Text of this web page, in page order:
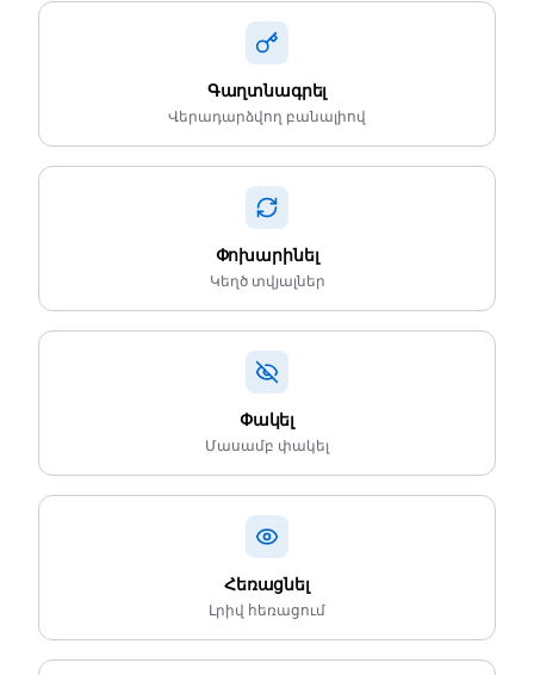
Գաղտնագրել
Վերադարձվող բանալիով
Փոխարինել
Կեղծ տվյալներ
Փակել
Մասամբ փակել
Հեռացնել
Լրիվ հեռացում